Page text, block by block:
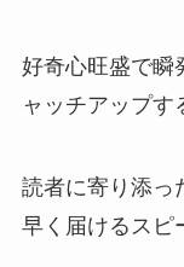
好奇心旺盛で瞬
ャッチアップす
読者に寄り添っ
早く届けるスピ